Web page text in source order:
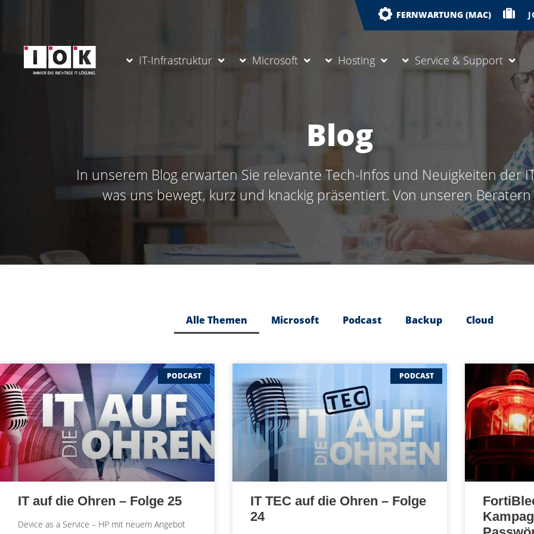
FERNWARTUNG (MAC)
IT-Infrastruktur Microsoft Hosting Service & Support
Blog
In unserem Blog erwarten Sie relevante Tech-Infos und Neuigkeiten der
was uns bewegt, kurz und knackig präsentiert. Von unseren Beratern
Alle Themen Microsoft Podcast Backup Cloud
PODCAST
IT auf die Ohren – Folge 25
Device as a Service – HP mit neuem Angebot
PODCAST
IT TEC auf die Ohren – Folge
24